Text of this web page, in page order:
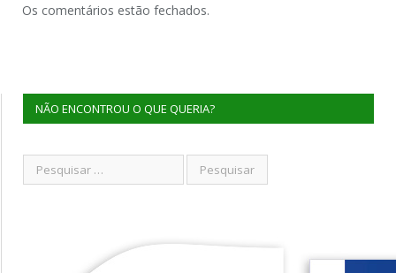
Os comentários estão fechados.
NÃO ENCONTROU O QUE QUERIA?